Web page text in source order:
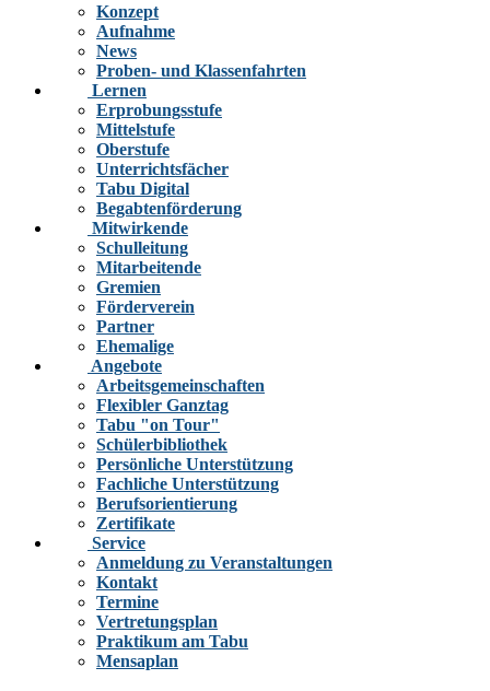
Konzept
Aufnahme
News
Proben- und Klassenfahrten
Lernen
Erprobungsstufe
Mittelstufe
Oberstufe
Unterrichtsfächer
Tabu Digital
Begabtenförderung
Mitwirkende
Schulleitung
Mitarbeitende
Gremien
Förderverein
Partner
Ehemalige
Angebote
Arbeitsgemeinschaften
Flexibler Ganztag
Tabu "on Tour"
Schülerbibliothek
Persönliche Unterstützung
Fachliche Unterstützung
Berufsorientierung
Zertifikate
Service
Anmeldung zu Veranstaltungen
Kontakt
Termine
Vertretungsplan
Praktikum am Tabu
Mensaplan